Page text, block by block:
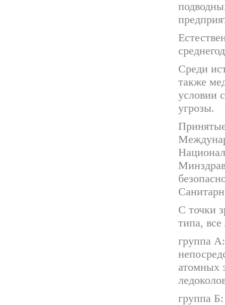
Среди
также
условии
угрозы.
С точки
типа,
группа
атомных
группа